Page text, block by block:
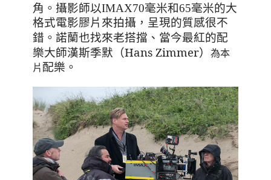
角。 攝影師以IMAX70毫米和65毫米的大
格式電影膠片來拍攝，呈現的質感很不
錯。諾蘭也找來老搭擋 、當今最紅的配
樂大師漢斯季默（Hans Zimmer） 為本
片配樂。